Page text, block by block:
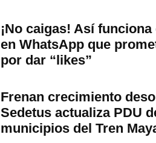
¡No caigas! Así
en WhatsApp que
por dar “likes”
Frenan crecimiento
Sedetus actualiza PDU
municipios del Tren